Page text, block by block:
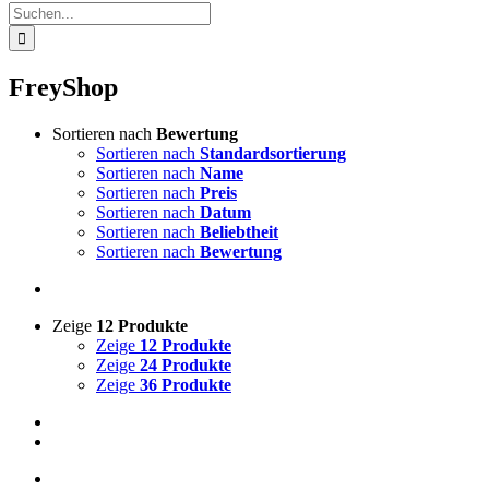
Suche
nach:
FreyShop
Sortieren nach Bewertung
Sortieren nach Standardsortierung
Sortieren nach Name
Sortieren nach Preis
Sortieren nach Datum
Sortieren nach Beliebtheit
Sortieren nach Bewertung
Zeige 12 Produkte
Zeige 12 Produkte
Zeige 24 Produkte
Zeige 36 Produkte